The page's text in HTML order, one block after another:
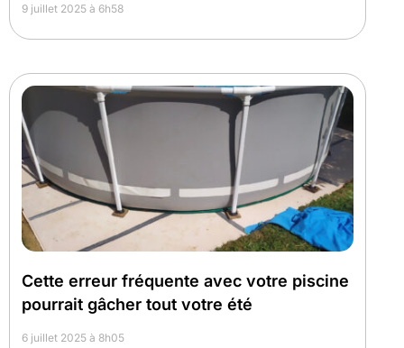
9 juillet 2025 à 6h58
Cette erreur fréquente avec votre piscine
pourrait gâcher tout votre été
6 juillet 2025 à 8h05